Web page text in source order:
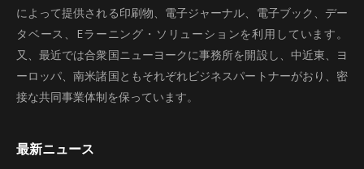
によって提供される印刷物、電子ジャーナル、電子ブック、デー
タベース、Eラーニング・ソリューションを利用しています。
又、最近では合衆国ニューヨークに事務所を開設し、中近東、ヨ
ーロッパ、南米諸国ともそれぞれビジネスパートナーがおり、密
接な共同事業体制を保っています。
最新ニュース